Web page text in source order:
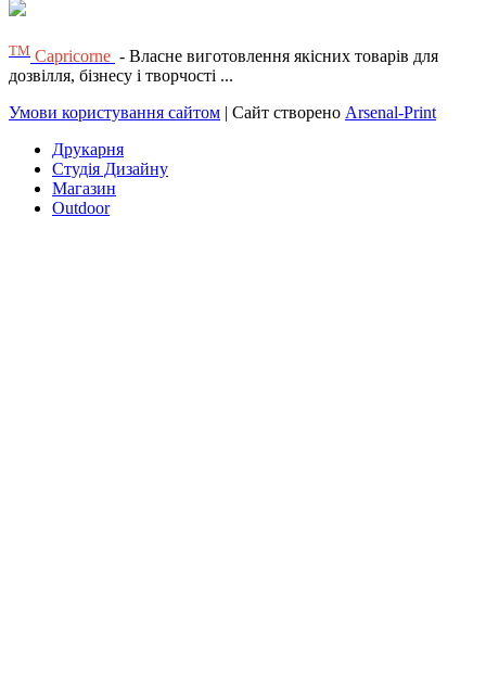
ТМ Capricorne - Власне виготовлення якісних товарів для
дозвілля, бізнесу і творчості ...
Умови користування сайтом | Сайт створено Arsenal-Print
Друкарня
Студія Дизайну
Магазин
Outdoor